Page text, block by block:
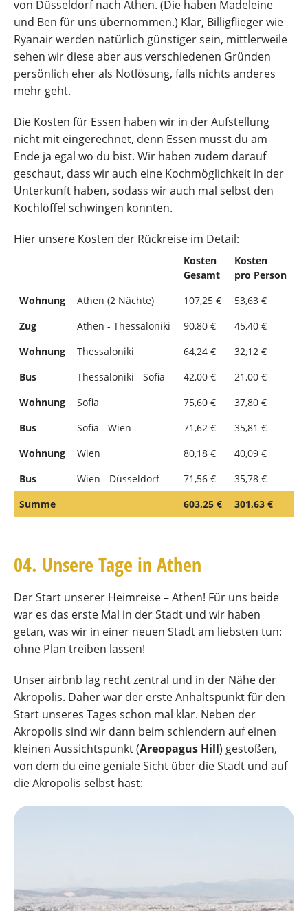
von Düsseldorf nach Athen. (Die haben Madeleine
und Ben für uns übernommen.) Klar, Billigflieger wie
Ryanair werden natürlich günstiger sein, mittlerweile
sehen wir diese aber aus verschiedenen Gründen
persönlich eher als Notlösung, falls nichts anderes
mehr geht.
Die Kosten für Essen haben wir in der Aufstellung
nicht mit eingerechnet, denn Essen musst du am
Ende ja egal wo du bist. Wir haben zudem darauf
geschaut, dass wir auch eine Kochmöglichkeit in der
Unterkunft haben, sodass wir auch mal selbst den
Kochlöffel schwingen konnten.
Hier unsere Kosten der Rückreise im Detail:
Kosten
Gesamt
Kosten
pro Person
Wohnung
Athen (2 Nächte) 107,25 €
53,63 €
Zug
Athen - Thessaloniki 90,80 €
45,40 €
Wohnung
Thessaloniki 64,24 €
32,12 €
Bus
Thessaloniki - Sofia 42,00 €
21,00 €
Wohnung
Sofia 75,60 €
37,80 €
Bus
Sofia - Wien 71,62 €
35,81 €
Wohnung
Wien 80,18 €
40,09 €
Bus
Wien - Düsseldorf 71,56 €
35,78 €
Summe
603,25 € 301,63 €
04. Unsere Tage in Athen
Der Start unserer Heimreise – Athen! Für uns beide
war es das erste Mal in der Stadt und wir haben
getan, was wir in einer neuen Stadt am liebsten tun:
ohne Plan treiben lassen!
Unser airbnb lag recht zentral und in der Nähe der
Akropolis. Daher war der erste Anhaltspunkt für den
Start unseres Tages schon mal klar. Neben der
Akropolis sind wir dann beim schlendern auf einen
kleinen Aussichtspunkt (Areopagus Hill) gestoßen,
von dem du eine geniale Sicht über die Stadt und auf
die Akropolis selbst hast: